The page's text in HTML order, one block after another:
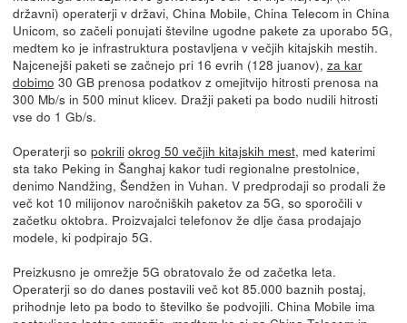
državni) operaterji v državi, China Mobile, China Telecom in China
Unicom, so začeli ponujati številne ugodne pakete za uporabo 5G,
medtem ko je infrastruktura postavljena v večjih kitajskih mestih.
Najcenejši paketi se začnejo pri 16 evrih (128 juanov), za kar
dobimo 30 GB prenosa podatkov z omejitvijo hitrosti prenosa na
300 Mb/s in 500 minut klicev. Dražji paketi pa bodo nudili hitrosti
vse do 1 Gb/s.
Operaterji so pokrili okrog 50 večjih kitajskih mest, med katerimi
sta tako Peking in Šanghaj kakor tudi regionalne prestolnice,
denimo Nandžing, Šendžen in Vuhan. V predprodaji so prodali že
več kot 10 milijonov naročniških paketov za 5G, so sporočili v
začetku oktobra. Proizvajalci telefonov že dlje časa prodajajo
modele, ki podpirajo 5G.
Preizkusno je omrežje 5G obratovalo že od začetka leta.
Operaterji so do danes postavili več kot 85.000 baznih postaj,
prihodnje leto pa bodo to številko še podvojili. China Mobile ima